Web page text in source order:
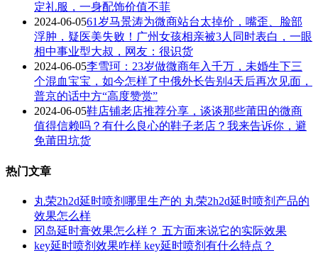
定礼服，一身配饰价值不菲
2024-06-0561岁马景涛为微商站台太掉价，嘴歪、脸部
浮肿，疑医美失败！广州女孩相亲被3人同时表白，一眼
相中事业型大叔，网友：很识货
2024-06-05李雪珂：23岁做微商年入千万，未婚生下三
个混血宝宝，如今怎样了中俄外长告别4天后再次见面，
普京的话中方“高度赞赏”
2024-06-05鞋店铺老店推荐分享，谈谈那些莆田的微商
值得信赖吗？有什么良心的鞋子老店？我来告诉你，避
免莆田坑货
热门文章
丸荣2h2d延时喷剂哪里生产的 丸荣2h2d延时喷剂产品的
效果怎么样
冈岛延时膏效果怎么样？ 五方面来说它的实际效果
key延时喷剂效果咋样 key延时喷剂有什么特点？